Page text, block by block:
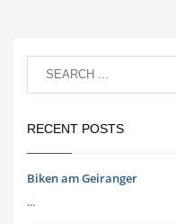
RECENT POSTS
Biken am Geiranger
...